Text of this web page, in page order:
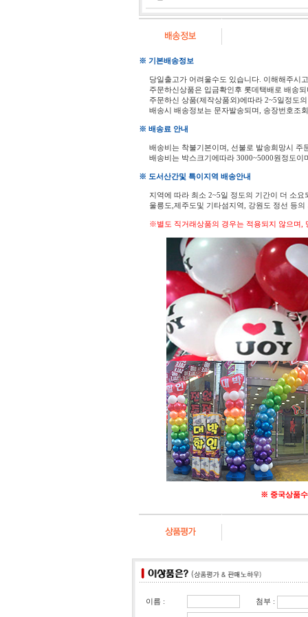
※ 기본배송정보
당일출고가 어려울수도 있습니다. 이해해주시
주문하신상품은 입금확인후 롯데택배로 배송
주문하신 상품(제작상품외)에따라 2~5일정도
배송시 배송정보는 문자발송되며, 송장번호조
※ 배송료 안내
배송비는 착불기본이며, 선불로 발송희망시
배송비는 박스크기에따라 3000~5000원정도
※ 도서산간및 특이지역 배송안내
지역에 따라 최소 2~5일 정도의 기간이 더 소
울릉도,제주도및 기타섬지역, 강원도 정선 등
※별도 직거래상품의 경우는 적용되지 않으며,
※ 중국상품
이름 : 첨부 :